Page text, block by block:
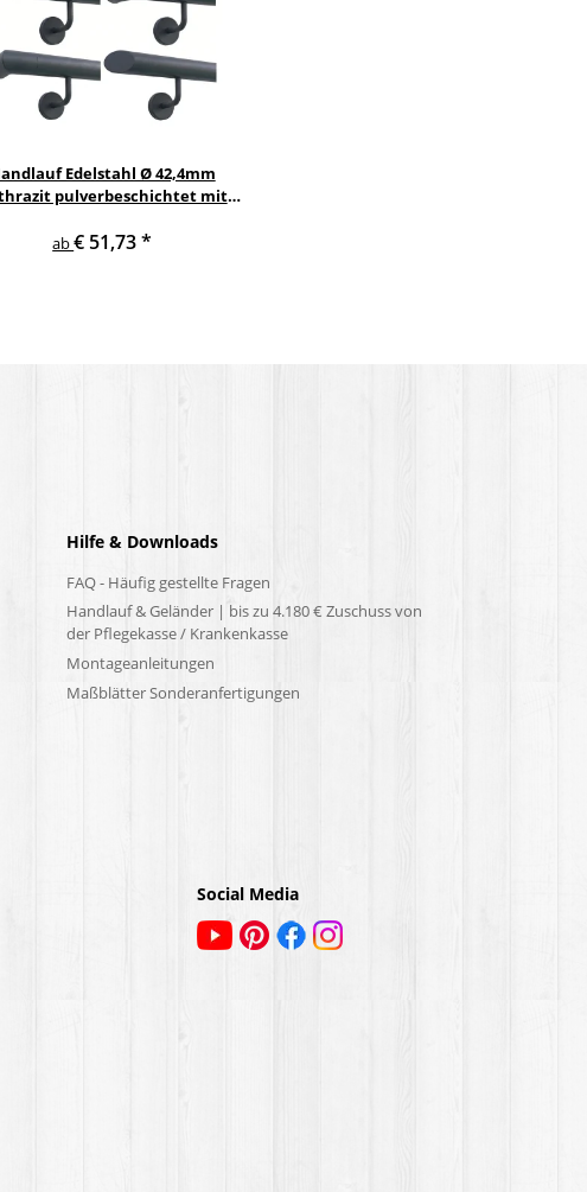
Edelstahl Ø 42,4mm
pulverbeschichtet mit
Edelstahlhalter
ab€ 51,73*
Hilfe & Downloads
FAQ - Häufig gestellte Fragen
Handlauf & Geländer | bis zu 4.180 € Zuschuss von
der Pflegekasse / Krankenkasse
Montageanleitungen
Maßblätter Sonderanfertigungen
Social Media